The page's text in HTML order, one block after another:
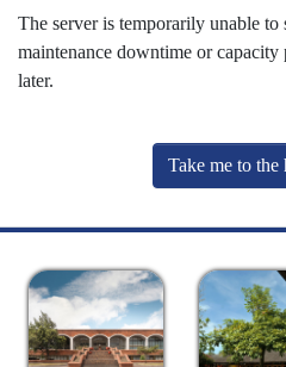
The server is temporarily unable to
maintenance downtime or capacity
later.
Take me to the